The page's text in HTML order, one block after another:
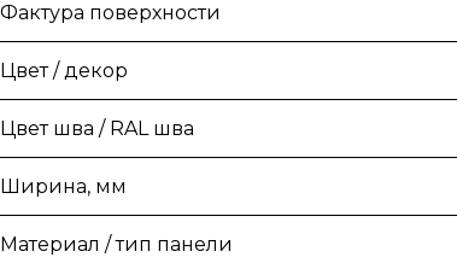
Фактура поверхности
Цвет / декор
Цвет шва / RAL шва
Ширина, мм
Материал / тип панели